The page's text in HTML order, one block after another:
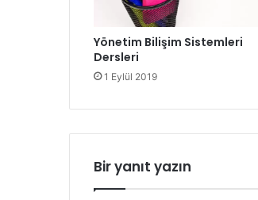
Yönetim Bilişim Sistemleri
Dersleri
1 Eylül 2019
Bir yanıt yazın